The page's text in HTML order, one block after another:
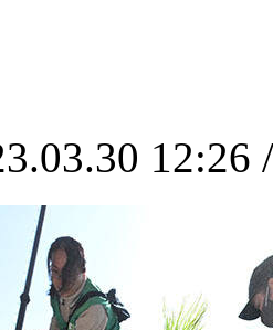
12:26